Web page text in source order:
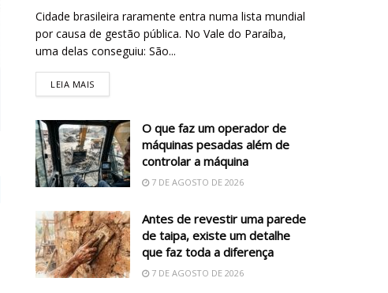
Cidade brasileira raramente entra numa lista mundial
por causa de gestão pública. No Vale do Paraíba,
uma delas conseguiu: São...
LEIA MAIS
O que faz um operador de
máquinas pesadas além de
controlar a máquina
7 DE AGOSTO DE 2026
Antes de revestir uma parede
de taipa, existe um detalhe
que faz toda a diferença
7 DE AGOSTO DE 2026